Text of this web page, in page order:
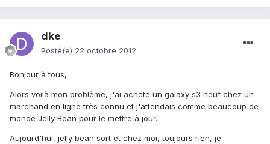
dke
Posté(e) 22 octobre 2012
Bonjour à tous,
Alors voilà mon problème, j'ai acheté un galaxy s3 neuf chez un
marchand en ligne très connu et j'attendais comme beaucoup de
monde Jelly Bean pour le mettre à jour.
Aujourd'hui, jelly bean sort et chez moi, toujours rien, je